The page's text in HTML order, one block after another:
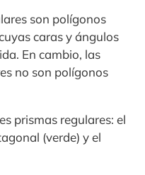
son polígonos
caras y ángulos
En cambio, las
no son polígonos
prismas regulares: el
(verde) y el